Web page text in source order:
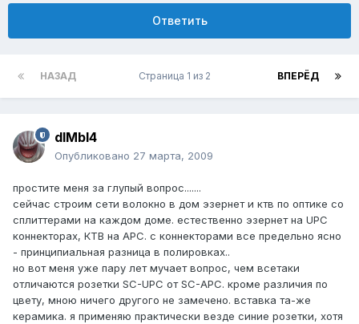
Ответить
НАЗАД ВПЕРЁД
Страница 1 из 2
dIMbI4
Опубликовано 27 марта, 2009
простите меня за глупый вопрос.......
сейчас строим сети волокно в дом эзернет и ктв по оптике со
сплиттерами на каждом доме. естественно эзернет на UPC
коннекторах, КТВ на APC. с коннекторами все предельно ясно
- принципиальная разница в полировках..
но вот меня уже пару лет мучает вопрос, чем всетаки
отличаются розетки SC-UPC от SC-APC. кроме различия по
цвету, мною ничего другого не замечено. вставка та-же
керамика. я применяю практически везде синие розетки, хотя